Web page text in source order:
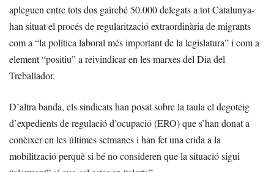
apleguen entre tots dos gairebé 50.000 delegats a tot Catalunya-
han situat el procés de regularització extraordinària de migrants
com a “la política laboral més important de la legislatura” i com a
element “positiu” a reivindicar en les marxes del Dia del
Treballador.
D’altra banda, els sindicats han posat sobre la taula el degoteig
d’expedients de regulació d’ocupació (ERO) que s’han donat a
conèixer en les últimes setmanes i han fet una crida a la
mobilització perquè si bé no consideren que la situació sigui